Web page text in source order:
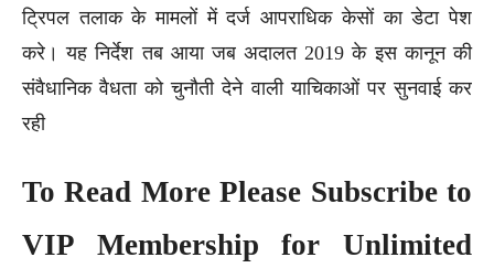
ट्रिपल तलाक के मामलों में दर्ज आपराधिक केसों का डेटा पेश
करे। यह निर्देश तब आया जब अदालत 2019 के इस कानून की
संवैधानिक वैधता को चुनौती देने वाली याचिकाओं पर सुनवाई कर
रही
To Read More Please Subscribe to
VIP Membershipfor Unlimited